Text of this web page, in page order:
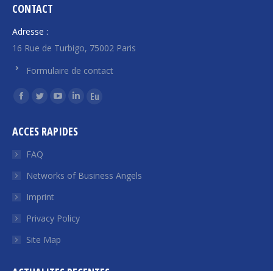
CONTACT
Adresse :
16 Rue de Turbigo, 75002 Paris
Formulaire de contact
Find us on:
Facebook
opens
window
Twitter
opens
in
window
YouTube
opens
window
Linkedin
opens
window
Euroquity
window
ACCES RAPIDES
FAQ
Networks of Business Angels
Imprint
Privacy Policy
Site Map